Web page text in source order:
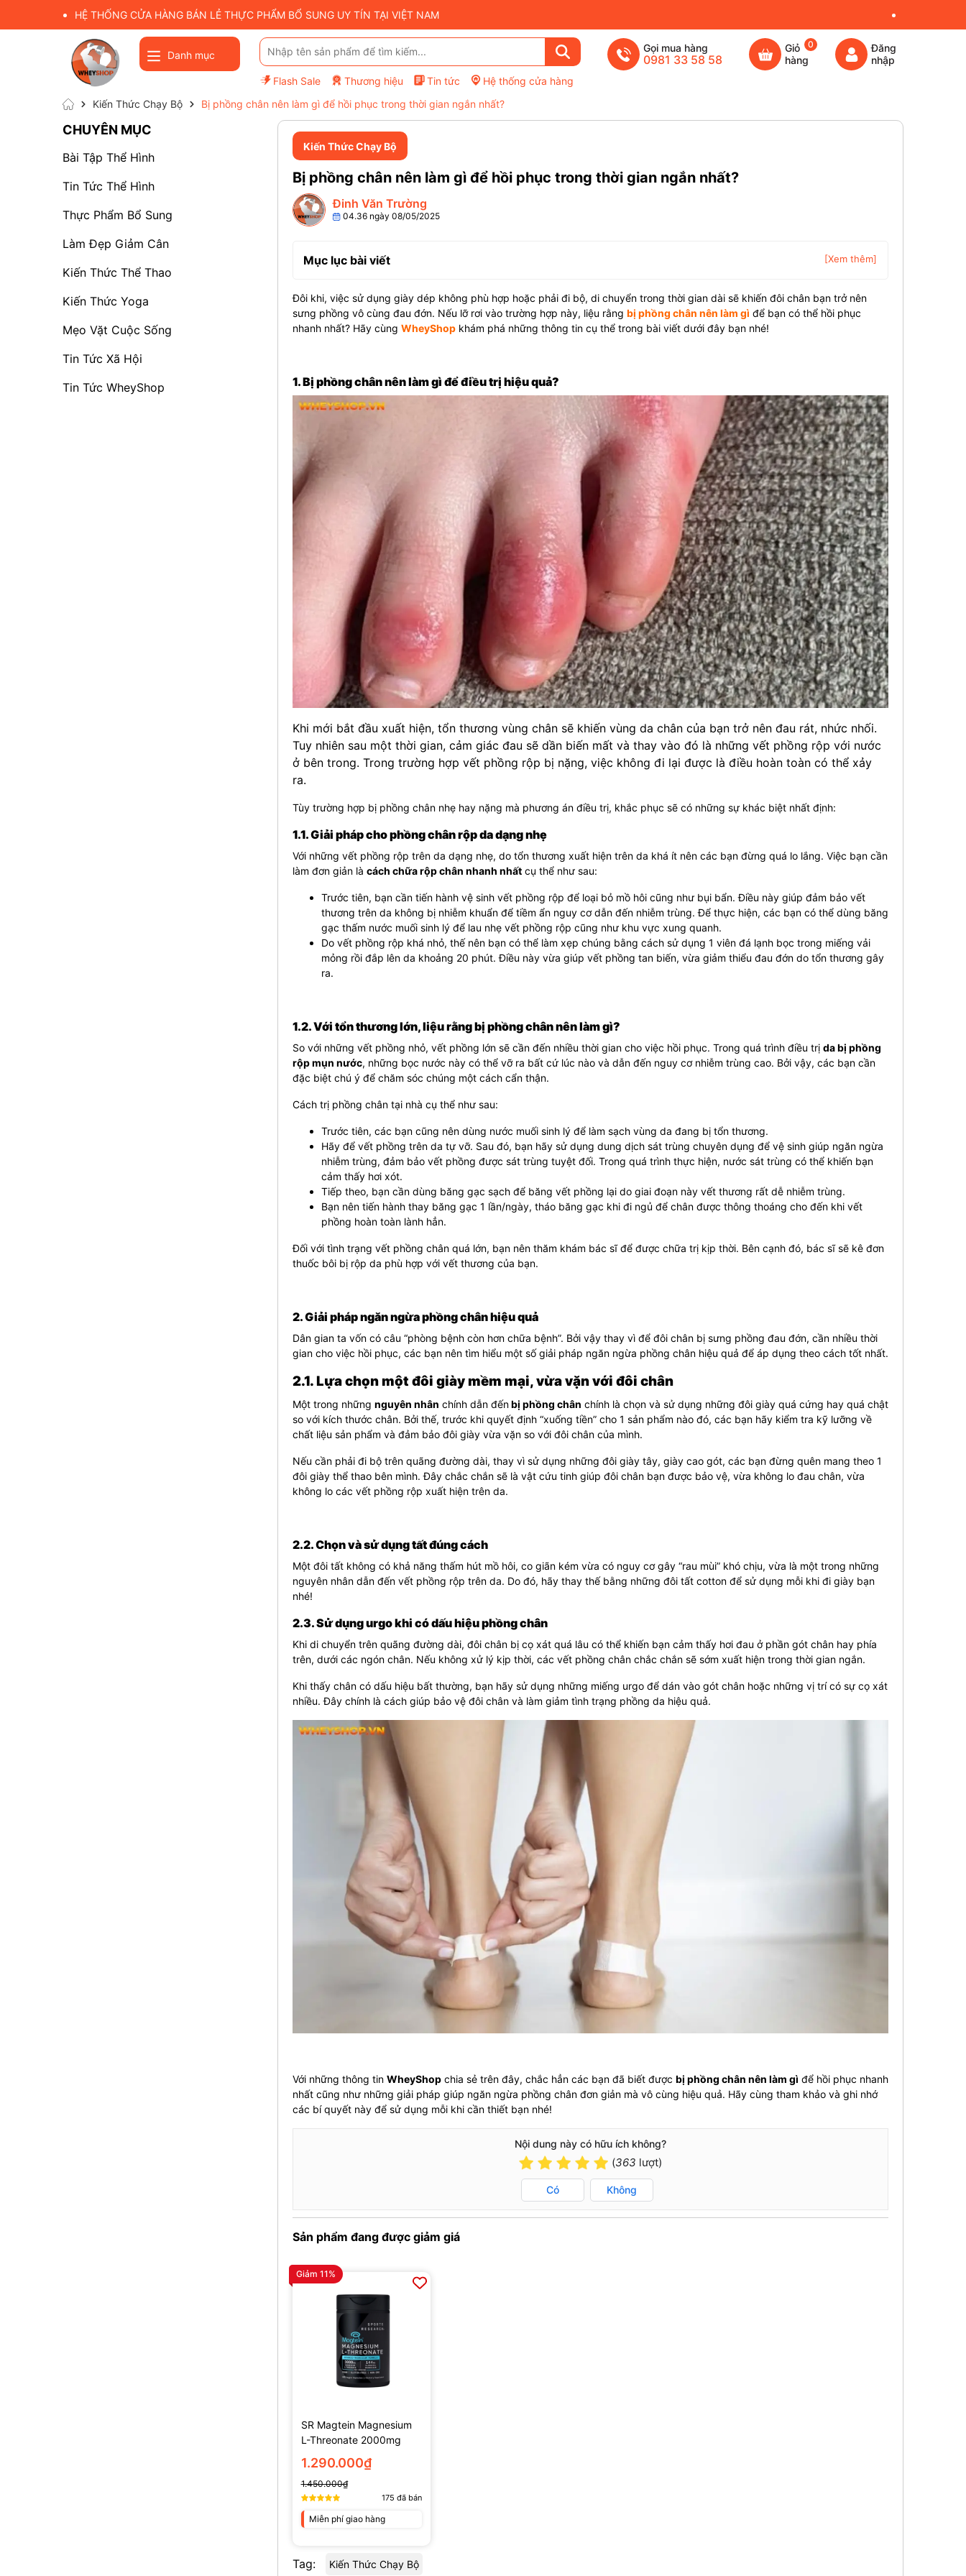
HỆ THỐNG CỬA HÀNG BÁN LẺ THỰC PHẨM BỔ SUNG UY TÍN TẠI VIỆT NAM
Danh mục
Flash Sale Thương hiệu Tin tức Hệ thống cửa hàng
Gọi mua hàng
0981 33 58 58
Giỏ
hàng
0
Đăng
nhập
Kiến Thức Chạy Bộ Bị phồng chân nên làm gì để hồi phục trong thời gian ngắn nhất?
Kiến Thức Chạy Bộ
Bị phồng chân nên làm gì để hồi phục trong thời gian ngắn nhất?
Đinh Văn Trường
04.36 ngày 08/05/2025
Mục lục bài viết [Xem thêm]
Đôi khi, việc sử dụng giày dép không phù hợp hoặc phải đi bộ, di chuyển trong thời gian dài sẽ khiến đôi chân bạn trở nên
sưng phồng vô cùng đau đớn. Nếu lỡ rơi vào trường hợp này, liệu rằng bị phồng chân nên làm gì để bạn có thể hồi phục
nhanh nhất? Hãy cùng WheyShop khám phá những thông tin cụ thể trong bài viết dưới đây bạn nhé!
1. Bị phồng chân nên làm gì để điều trị hiệu quả?
Khi mới bắt đầu xuất hiện, tổn thương vùng chân sẽ khiến vùng da chân của bạn trở nên đau rát, nhức nhối.
Tuy nhiên sau một thời gian, cảm giác đau sẽ dần biến mất và thay vào đó là những vết phồng rộp với nước
ở bên trong. Trong trường hợp vết phồng rộp bị nặng, việc không đi lại được là điều hoàn toàn có thể xảy
ra.
Tùy trường hợp bị phồng chân nhẹ hay nặng mà phương án điều trị, khắc phục sẽ có những sự khác biệt nhất định:
1.1. Giải pháp cho phồng chân rộp da dạng nhẹ
Với những vết phồng rộp trên da dạng nhẹ, do tổn thương xuất hiện trên da khá ít nên các bạn đừng quá lo lắng. Việc bạn cần
làm đơn giản là cách chữa rộp chân nhanh nhấtcụ thể như sau:
Trước tiên, bạn cần tiến hành vệ sinh vết phồng rộp để loại bỏ mồ hôi cũng như bụi bẩn. Điều này giúp đảm bảo vết
thương trên da không bị nhiễm khuẩn để tiềm ẩn nguy cơ dẫn đến nhiễm trùng. Để thực hiện, các bạn có thể dùng băng
gạc thấm nước muối sinh lý để lau nhẹ vết phồng rộp cũng như khu vực xung quanh.
Do vết phồng rộp khá nhỏ, thế nên bạn có thể làm xẹp chúng bằng cách sử dụng 1 viên đá lạnh bọc trong miếng vải
mỏng rồi đắp lên da khoảng 20 phút. Điều này vừa giúp vết phồng tan biến, vừa giảm thiểu đau đớn do tổn thương gây
ra.
1.2. Với tổn thương lớn, liệu rằng bị phồng chân nên làm gì?
So với những vết phồng nhỏ, vết phồng lớn sẽ cần đến nhiều thời gian cho việc hồi phục. Trong quá trình điều trị da bị phồng
rộp mụn nước, những bọc nước này có thể vỡ ra bất cứ lúc nào và dẫn đến nguy cơ nhiễm trùng cao. Bởi vậy, các bạn cần
đặc biệt chú ý để chăm sóc chúng một cách cẩn thận.
Cách trị phồng chân tại nhà cụ thể như sau:
Trước tiên, các bạn cũng nên dùng nước muối sinh lý để làm sạch vùng da đang bị tổn thương.
Hãy để vết phồng trên da tự vỡ. Sau đó, bạn hãy sử dụng dung dịch sát trùng chuyên dụng để vệ sinh giúp ngăn ngừa
nhiễm trùng, đảm bảo vết phồng được sát trùng tuyệt đối. Trong quá trình thực hiện, nước sát trùng có thể khiến bạn
cảm thấy hơi xót.
Tiếp theo, bạn cần dùng băng gạc sạch để băng vết phồng lại do giai đoạn này vết thương rất dễ nhiễm trùng.
Bạn nên tiến hành thay băng gạc 1 lần/ngày, tháo băng gạc khi đi ngủ để chân được thông thoáng cho đến khi vết
phồng hoàn toàn lành hẳn.
Đối với tình trạng vết phồng chân quá lớn, bạn nên thăm khám bác sĩ để được chữa trị kịp thời. Bên cạnh đó, bác sĩ sẽ kê đơn
thuốc bôi bị rộp da phù hợp với vết thương của bạn.
2. Giải pháp ngăn ngừa phồng chân hiệu quả
Dân gian ta vốn có câu “phòng bệnh còn hơn chữa bệnh”. Bởi vậy thay vì để đôi chân bị sưng phồng đau đớn, cần nhiều thời
gian cho việc hồi phục, các bạn nên tìm hiểu một số giải pháp ngăn ngừa phồng chân hiệu quả để áp dụng theo cách tốt nhất.
2.1. Lựa chọn một đôi giày mềm mại, vừa vặn với đôi chân
Một trong những nguyên nhân chính dẫn đếnbị phồng chân chính là chọn và sử dụng những đôi giày quá cứng hay quá chật
so với kích thước chân. Bởi thế, trước khi quyết định “xuống tiền” cho 1 sản phẩm nào đó, các bạn hãy kiểm tra kỹ lưỡng về
chất liệu sản phẩm và đảm bảo đôi giày vừa vặn so với đôi chân của mình.
Nếu cần phải đi bộ trên quãng đường dài, thay vì sử dụng những đôi giày tây, giày cao gót, các bạn đừng quên mang theo 1
đôi giày thể thao bên mình. Đây chắc chắn sẽ là vật cứu tinh giúp đôi chân bạn được bảo vệ, vừa không lo đau chân, vừa
không lo các vết phồng rộp xuất hiện trên da.
2.2. Chọn và sử dụng tất đúng cách
Một đôi tất không có khả năng thấm hút mồ hôi, co giãn kém vừa có nguy cơ gây “rau mùi” khó chịu, vừa là một trong những
nguyên nhân dẫn đến vết phồng rộp trên da. Do đó, hãy thay thế bằng những đôi tất cotton để sử dụng mỗi khi đi giày bạn
nhé!
2.3. Sử dụng urgo khi có dấu hiệu phồng chân
Khi di chuyển trên quãng đường dài, đôi chân bị cọ xát quá lâu có thể khiến bạn cảm thấy hơi đau ở phần gót chân hay phía
trên, dưới các ngón chân. Nếu không xử lý kịp thời, các vết phồng chân chắc chắn sẽ sớm xuất hiện trong thời gian ngắn.
Khi thấy chân có dấu hiệu bất thường, bạn hãy sử dụng những miếng urgo để dán vào gót chân hoặc những vị trí có sự cọ xát
nhiều. Đây chính là cách giúp bảo vệ đôi chân và làm giảm tình trạng phồng da hiệu quả.
Với những thông tin WheyShopchia sẻ trên đây, chắc hẳn các bạn đã biết được bị phồng chân nên làm gì để hồi phục nhanh
nhất cũng như những giải pháp giúp ngăn ngừa phồng chân đơn giản mà vô cùng hiệu quả. Hãy cùng tham khảo và ghi nhớ
các bí quyết này để sử dụng mỗi khi cần thiết bạn nhé!
Nội dung này có hữu ích không?
(363 lượt)
Có Không
Sản phẩm đang được giảm giá
Giảm 11%
SR Magtein Magnesium
L-Threonate 2000mg
(135 Viên)
1.290.000₫
1.450.000₫
175 đã bán
Miễn phí giao hàng
Tag: Kiến Thức Chạy Bộ
CHUYÊN MỤC
Bài Tập Thể Hình
Tin Tức Thể Hình
Thực Phẩm Bổ Sung
Làm Đẹp Giảm Cân
Kiến Thức Thể Thao
Kiến Thức Yoga
Mẹo Vặt Cuộc Sống
Tin Tức Xã Hội
Tin Tức WheyShop